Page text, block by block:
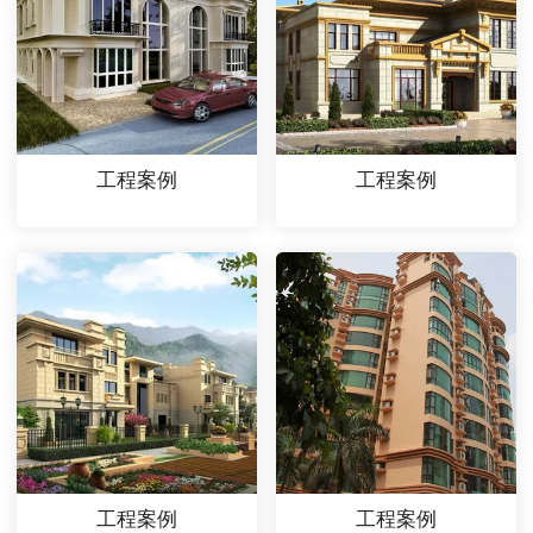
工程案例 工程案例
工程案例 工程案例